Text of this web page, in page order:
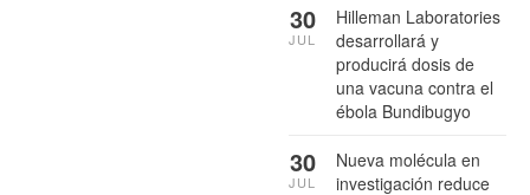
Hilleman Laboratories
desarrollará y
producirá dosis de
una vacuna contra el
ébola Bundibugyo
30
JUL
Nueva molécula en
investigación reduce
30
JUL